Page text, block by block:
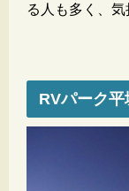
る人も多く、気
RVパーク